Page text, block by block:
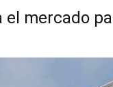
el mercado